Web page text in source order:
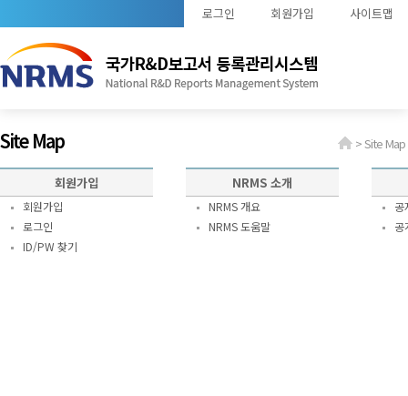
로그인 회원가입 사이트맵
Site Map > Site Map
회원가입
회원가입
로그인
ID/PW 찾기
NRMS 소개
NRMS 개요
NRMS 도움말
공
공